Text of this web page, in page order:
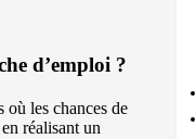
d’emploi ?
les chances de
réalisant un